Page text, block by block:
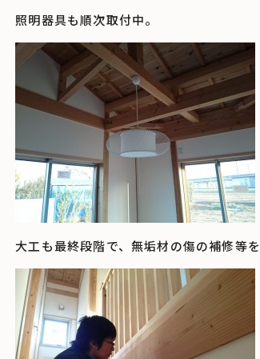
照明器具も順次取付中。
大工も最終段階で、無垢材の傷の補修等を